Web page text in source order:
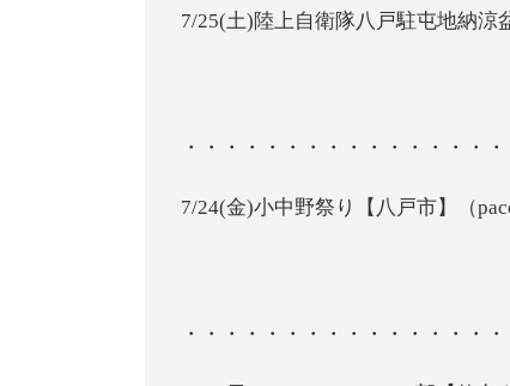
7/25(土)陸上自衛隊八戸駐屯地納涼
・・・・・・・・・・・・・・・・
7/24(金)小中野祭り【八戸市】（
・・・・・・・・・・・・・・・・